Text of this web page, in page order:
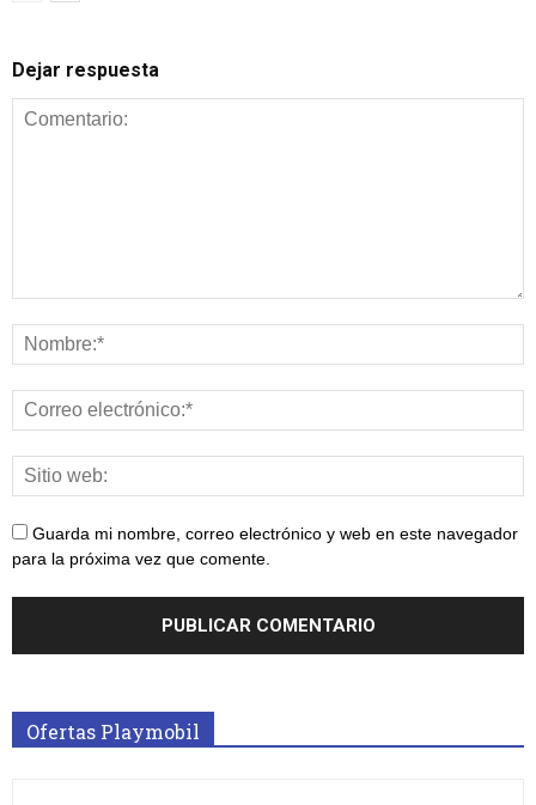
Dejar respuesta
Guarda mi nombre, correo electrónico y web en este navegador
para la próxima vez que comente.
Ofertas Playmobil